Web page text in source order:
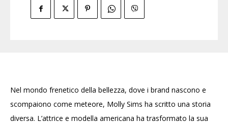
Nel mondo frenetico della bellezza, dove i brand nascono e
scompaiono come meteore, Molly Sims ha scritto una storia
diversa. L’attrice e modella americana ha trasformato la sua